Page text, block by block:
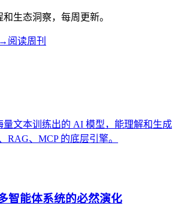
生态洞察，每周更新。
阅读周刊
量文本训练出的 AI 模型，能理解和生成
、MCP 的底层引擎。
智能体系统的必然演化